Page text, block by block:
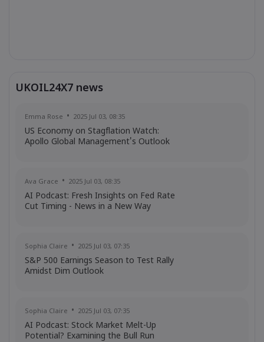
UKOIL24X7 news
Emma Rose 2025 Jul 03, 08:35
US Economy on Stagflation Watch:
Apollo Global Management's Outlook
Ava Grace 2025 Jul 03, 08:35
AI Podcast: Fresh Insights on Fed Rate
Cut Timing - News in a New Way
Sophia Claire 2025 Jul 03, 07:35
S&P 500 Earnings Season to Test Rally
Amidst Dim Outlook
Sophia Claire 2025 Jul 03, 07:35
AI Podcast: Stock Market Melt-Up
Potential? Examining the Bull Run